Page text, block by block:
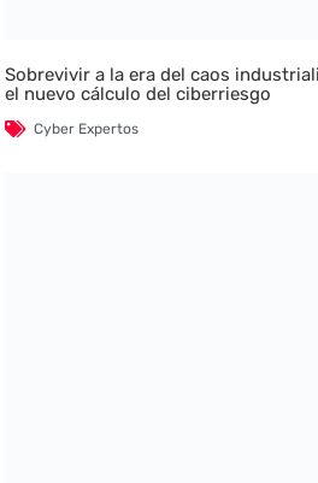
Sobrevivir a la era del caos
el nuevo cálculo del ciberriesgo
Cyber Expertos